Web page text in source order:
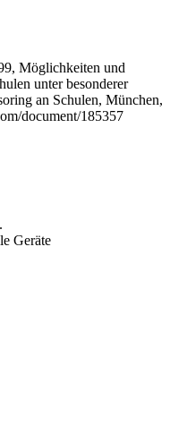
Möglichkeiten und
unter besonderer
an Schulen, München,
document/185357
Geräte